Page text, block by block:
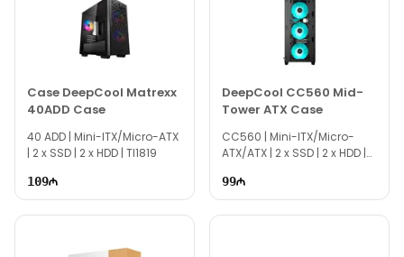
Case DeepCool Matrexx
40ADD Case
40 ADD | Mini-ITX/Micro-ATX
| 2 x SSD | 2 x HDD | TI1819
109
DeepCool CC560 Mid-
Tower ATX Case
CC560 | Mini-ITX/Micro-
ATX/ATX | 2 x SSD | 2 x HDD |
99